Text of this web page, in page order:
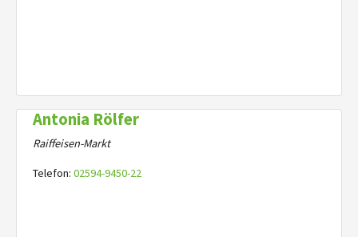
Antonia Rölfer
Raiffeisen-Markt
Telefon: 02594-9450-22